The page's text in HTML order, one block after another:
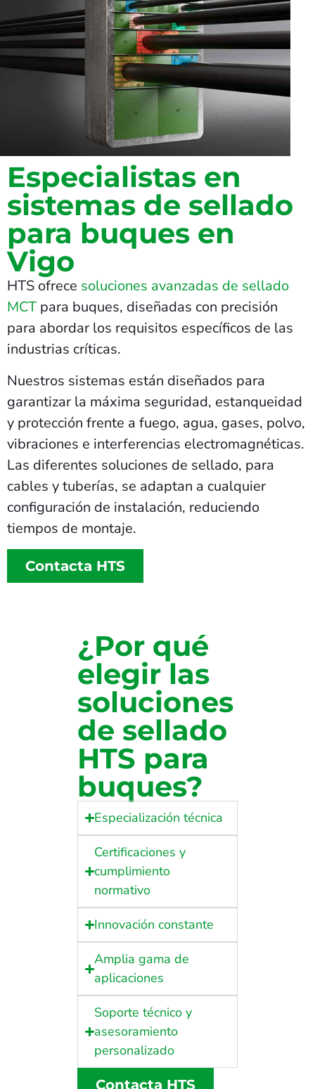
Especialistas en
sistemas de sellado
para buques en
Vigo
HTS ofrece soluciones avanzadas de sellado
MCT para buques, diseñadas con precisión
para abordar los requisitos específicos de las
industrias críticas.
Nuestros sistemas están diseñados para
garantizar la máxima seguridad, estanqueidad
y protección frente a fuego, agua, gases, polvo,
vibraciones e interferencias electromagnéticas.
Las diferentes soluciones de sellado, para
cables y tuberías, se adaptan a cualquier
configuración de instalación, reduciendo
tiempos de montaje.
Contacta HTS
¿Por qué
elegir las
soluciones
de sellado
HTS para
buques?
Especialización técnica
Certificaciones y
cumplimiento
normativo
Innovación constante
Amplia gama de
aplicaciones
Soporte técnico y
asesoramiento
personalizado
Contacta HTS